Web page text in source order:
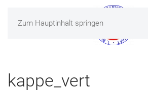
Zum Hauptinhalt springen
MENÜ
kappe_vert